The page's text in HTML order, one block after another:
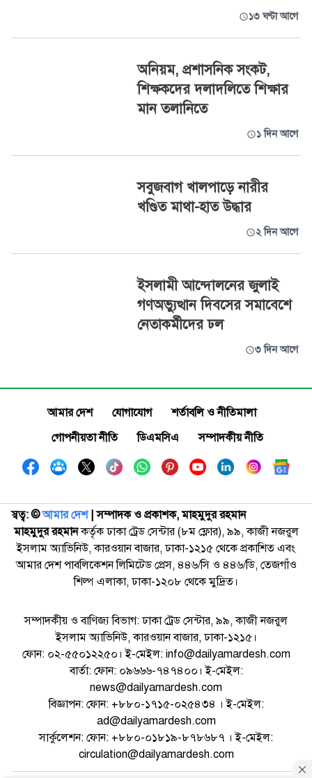
১৩ ঘণ্টা আগে
অনিয়ম, প্রশাসনিক সংকট,
শিক্ষকদের দলাদলিতে শিক্ষার
মান তলানিতে
১ দিন আগে
সবুজবাগ খালপাড়ে নারীর
খণ্ডিত মাথা-হাত উদ্ধার
২ দিন আগে
ইসলামী আন্দোলনের জুলাই
গণঅভ্যুত্থান দিবসের সমাবেশে
নেতাকর্মীদের ঢল
৩ দিন আগে
আমার দেশ যোগাযোগ
শর্তাবলি ও নীতিমালা
গোপনীয়তা নীতি
ডিএমসিএ সম্পাদকীয় নীতি
স্বত্ব: ©️আমার দেশ| সম্পাদক ও প্রকাশক, মাহমুদুর রহমান
মাহমুদুর রহমানকর্তৃক ঢাকা ট্রেড সেন্টার (৮ম ফ্লোর), ৯৯, কাজী নজরুল
ইসলাম অ্যাভিনিউ, কারওয়ান বাজার, ঢাকা-১২১৫ থেকে প্রকাশিত এবং
আমার দেশ পাবলিকেশন লিমিটেড প্রেস, ৪৪৬/সি ও ৪৪৬/ডি, তেজগাঁও
শিল্প এলাকা, ঢাকা-১২০৮ থেকে মুদ্রিত।
সম্পাদকীয় ও বাণিজ্য বিভাগ: ঢাকা ট্রেড সেন্টার, ৯৯, কাজী নজরুল
ইসলাম অ্যাভিনিউ, কারওয়ান বাজার, ঢাকা-১২১৫।
ফোন: ০২-৫৫০১২২৫০। ই-মেইল: info@dailyamardesh.com
বার্তা: ফোন: ০৯৬৬৬-৭৪৭৪০০। ই-মেইল:
news@dailyamardesh.com
বিজ্ঞাপন: ফোন: +৮৮০-১৭১৫-০২৫৪৩৪ । ই-মেইল:
ad@dailyamardesh.com
সার্কুলেশন: ফোন: +৮৮০-০১৮১৯-৮৭৮৬৮৭ । ই-মেইল:
circulation@dailyamardesh.com